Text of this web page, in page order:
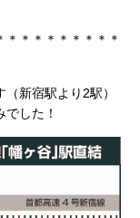
＊＊＊＊＊＊＊＊＊
新宿駅より2駅）
した！